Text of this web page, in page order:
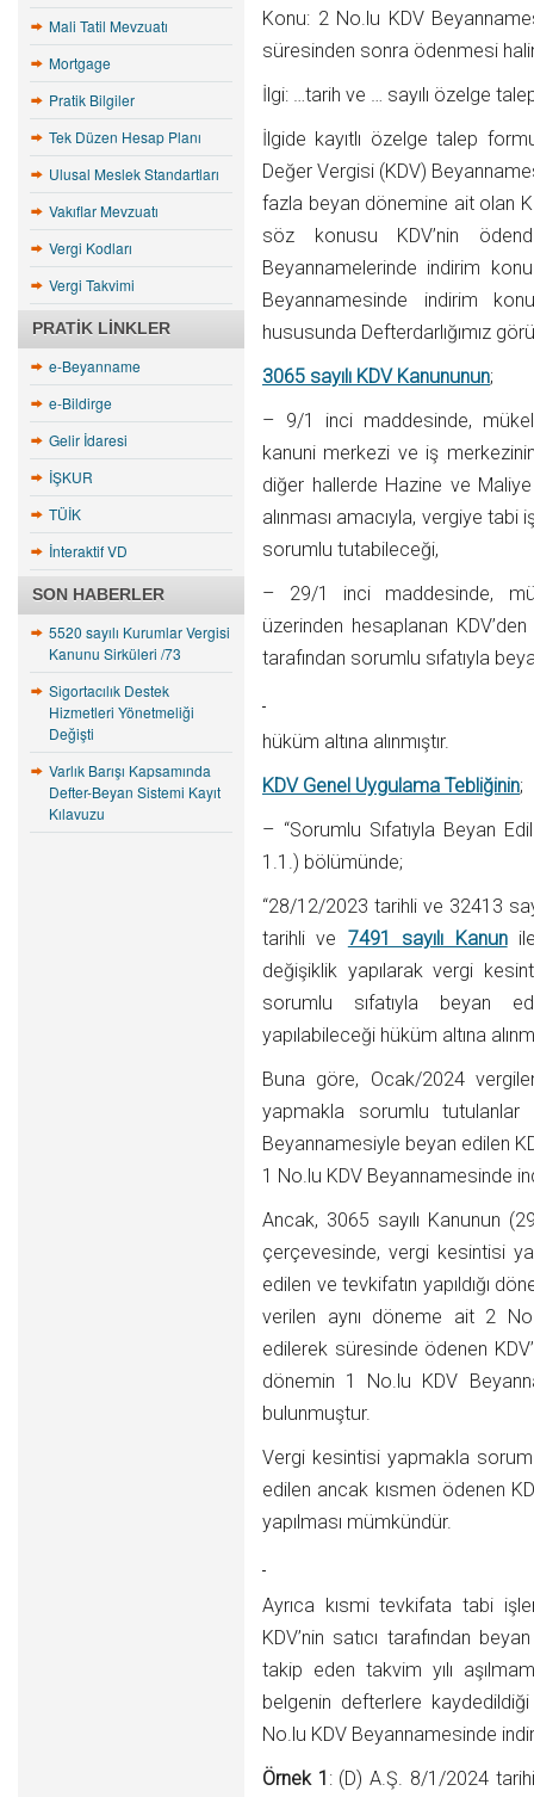
Mali Tatil Mevzuatı
Mortgage
Pratik Bilgiler
Tek Düzen Hesap Planı
Ulusal Meslek Standartları
Vakıflar Mevzuatı
Vergi Kodları
Vergi Takvimi
PRATIK LINKLER
e-Beyanname
e-Bildirge
Gelir İdaresi
İŞKUR
TÜİK
İnteraktif VD
SON HABERLER
5520 sayılı Kurumlar Vergisi
Kanunu Sirküleri /73
Sigortacılık Destek
Hizmetleri Yönetmeliği
Değişti
Varlık Barışı Kapsamında
Defter-Beyan Sistemi Kayıt
Kılavuzu
Konu: 2 No.lu KDV
süresinden sonra ödenmesi
İlgi: …tarih ve … sayılı özelge
İlgide kayıtlı özelge talep
Değer Vergisi (KDV)
fazla beyan dönemine ait olan
söz konusu KDV’nin
Beyannamelerinde indirim
Beyannamesinde indirim
hususunda Defterdarlığımız
3065 sayılı KDV Kanununun;
– 9/1 inci maddesinde,
kanuni merkezi ve iş
diğer hallerde Hazine ve Maliye
alınması amacıyla, vergiye
sorumlu tutabileceği,
– 29/1 inci maddesinde,
üzerinden hesaplanan
tarafından sorumlu sıfatıyla
hüküm altına alınmıştır.
KDV Genel Uygulama Tebliğinin;
– “Sorumlu Sıfatıyla Beyan
1.1.) bölümünde;
“28/12/2023 tarihli ve 32413
tarihli ve 7491 sayılı Kanunile
değişiklik yapılarak vergi
sorumlu sıfatıyla beyan
yapılabileceği hüküm altına
Buna göre, Ocak/2024
yapmakla sorumlu
Beyannamesiyle beyan edilen
1 No.lu KDV Beyannamesinde
Ancak, 3065 sayılı Kanunun
çerçevesinde, vergi kesintisi
edilen ve tevkifatın yapıldığı
verilen aynı döneme ait 2
edilerek süresinde ödenen
dönemin 1 No.lu KDV
bulunmuştur.
Vergi kesintisi yapmakla
edilen ancak kısmen ödenen
yapılması mümkündür.
Ayrıca kısmi tevkifata tabi
KDV’nin satıcı tarafından
takip eden takvim yılı
belgenin defterlere
No.lu KDV Beyannamesinde
Örnek 1 : (D) A.Ş. 8/1/2024